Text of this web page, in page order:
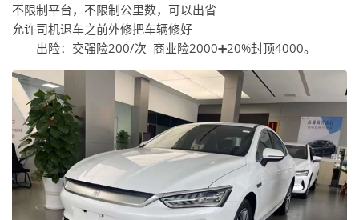
不限制平台，不限制公里数，可以出省
允许司机退车之前外修把车辆修好
出险：交强险200/次 商业险2000➕20%封顶4000。